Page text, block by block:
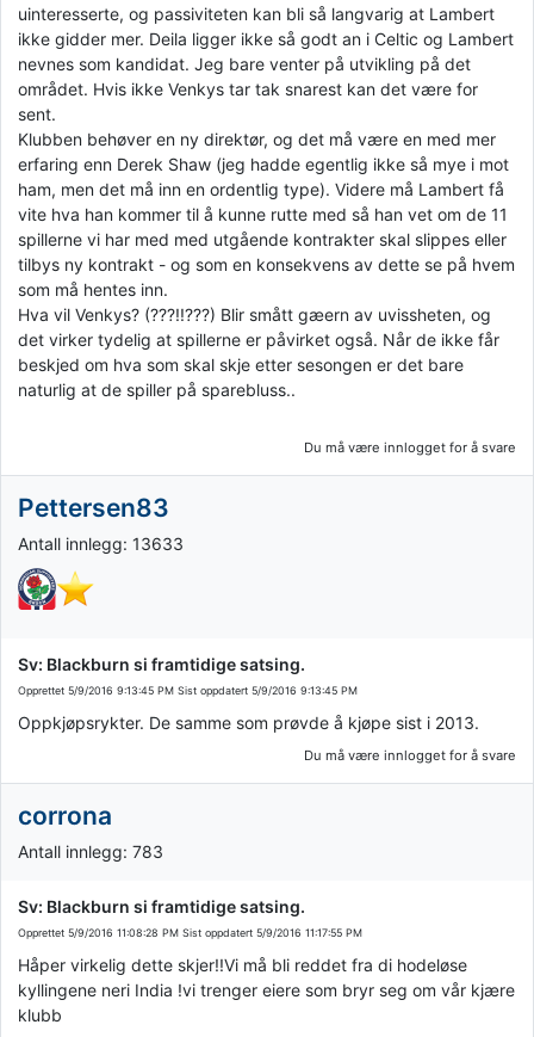
uinteresserte, og passiviteten kan bli så langvarig at Lambert
ikke gidder mer. Deila ligger ikke så godt an i Celtic og Lambert
nevnes som kandidat. Jeg bare venter på utvikling på det
området. Hvis ikke Venkys tar tak snarest kan det være for
sent.
Klubben behøver en ny direktør, og det må være en med mer
erfaring enn Derek Shaw (jeg hadde egentlig ikke så mye i mot
ham, men det må inn en ordentlig type). Videre må Lambert få
vite hva han kommer til å kunne rutte med så han vet om de 11
spillerne vi har med med utgående kontrakter skal slippes eller
tilbys ny kontrakt - og som en konsekvens av dette se på hvem
som må hentes inn.
Hva vil Venkys? (???!!???) Blir smått gæern av uvissheten, og
det virker tydelig at spillerne er påvirket også. Når de ikke får
beskjed om hva som skal skje etter sesongen er det bare
naturlig at de spiller på sparebluss..
Du må være innlogget for å svare
Pettersen83
Antall innlegg: 13633
Sv: Blackburn si framtidige satsing.
Opprettet 5/9/2016 9:13:45 PM Sist oppdatert 5/9/2016 9:13:45 PM
Oppkjøpsrykter. De samme som prøvde å kjøpe sist i 2013.
Du må være innlogget for å svare
corrona
Antall innlegg: 783
Sv: Blackburn si framtidige satsing.
Opprettet 5/9/2016 11:08:28 PM Sist oppdatert 5/9/2016 11:17:55 PM
Håper virkelig dette skjer!!Vi må bli reddet fra di hodeløse
kyllingene neri India !vi trenger eiere som bryr seg om vår kjære
klubb